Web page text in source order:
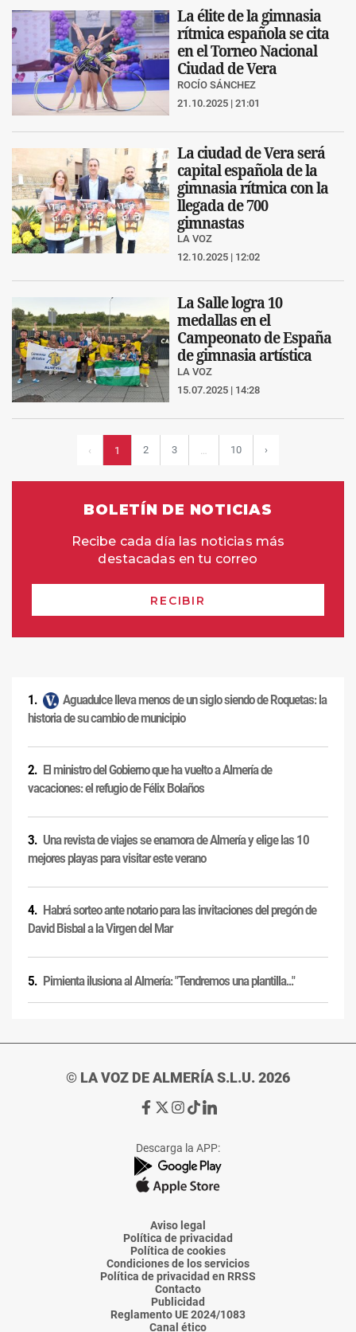
La élite de la gimnasia
rítmica española se cita
en el Torneo Nacional
Ciudad de Vera
ROCÍO SÁNCHEZ
21.10.2025 | 21:01
La ciudad de Vera será
capital española de la
gimnasia rítmica con la
llegada de 700
gimnastas
LA VOZ
12.10.2025 | 12:02
La Salle logra 10
medallas en el
Campeonato de España
de gimnasia artística
LA VOZ
15.07.2025 | 14:28
‹ 1 2 3 10 ›
Aguadulce lleva menos de un siglo siendo de Roquetas: la
historia de su cambio de municipio
El ministro del Gobierno que ha vuelto a Almería de
vacaciones: el refugio de Félix Bolaños
Una revista de viajes se enamora de Almería y elige las 10
mejores playas para visitar este verano
Habrá sorteo ante notario para las invitaciones del pregón de
David Bisbal a la Virgen del Mar
Pimienta ilusiona al Almería: "Tendremos una plantilla..."
© LA VOZ DE ALMERÍA S.L.U. 2026
Ir
de
La
Voz
Almería
Ir
de
La
Voz
Almería
Ir
de
La
Voz
Almería
Ir
de
La
Voz
Almería
Ir
de
La
Voz
Descarga la APP:
Aviso legal
Política de privacidad
Política de cookies
Condiciones de los servicios
Política de privacidad en RRSS
Contacto
Publicidad
Reglamento UE 2024/1083
Canal ético